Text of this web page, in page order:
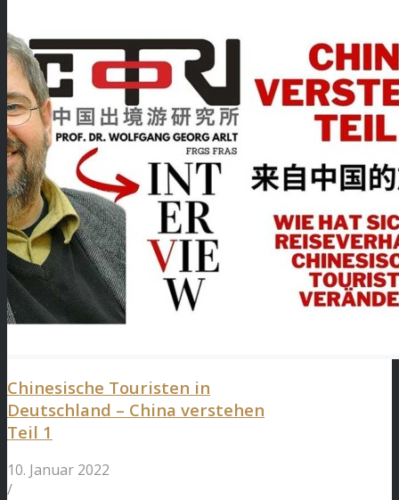
Chinesische Touristen in
Deutschland – China verstehen
Teil 1
10. Januar 2022
/